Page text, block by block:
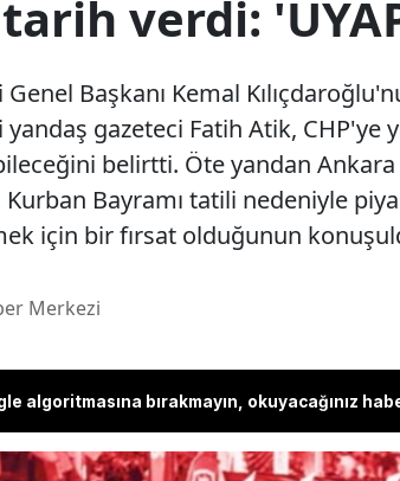
verdi:
Genel Başkanı Kemal
yandaş gazeteci Fatih Atik,
belirtti. Öte yandan
Bayramı tatili nedeniyle
için bir fırsat olduğunun
Merkezi
algoritmasına bırakmayın, okuyacağınız